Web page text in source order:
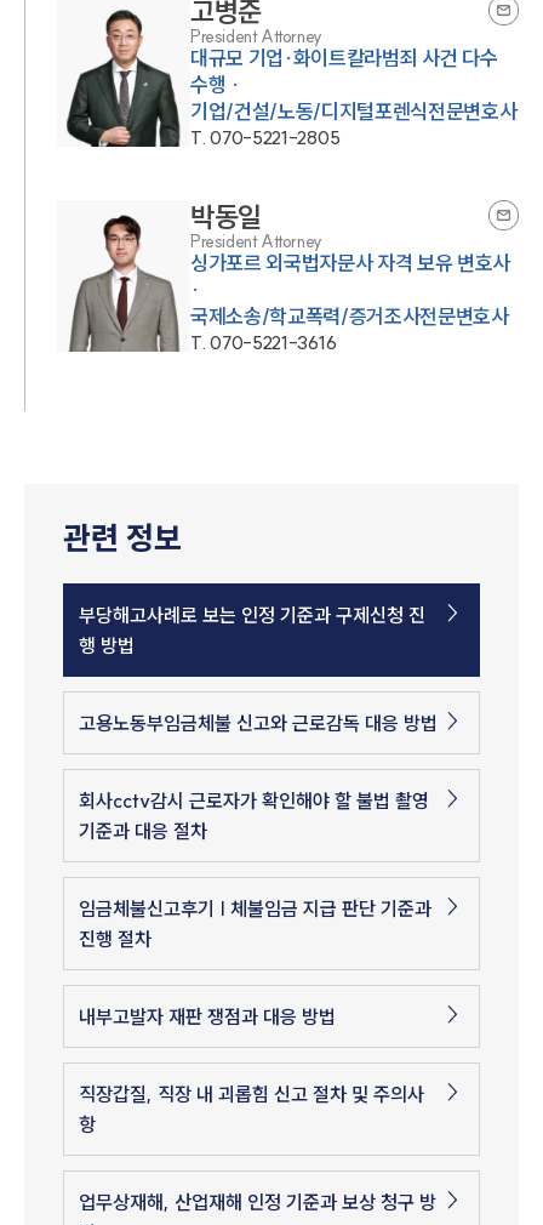
고병준
President Attorney
대규모 기업·화이트칼라범죄 사건 다수
수행 ·
기업/건설/노동/디지털포렌식전문변호사
T.070-5221-2805
박동일
President Attorney
싱가포르 외국법자문사 자격 보유 변호사
·
국제소송/학교폭력/증거조사전문변호사
T.070-5221-3616
관련 정보
부당해고사례로 보는 인정 기준과 구제신청 진
행 방법
고용노동부임금체불 신고와 근로감독 대응 방법
회사cctv감시 근로자가 확인해야 할 불법 촬영
기준과 대응 절차
임금체불신고후기 | 체불임금 지급 판단 기준과
진행 절차
내부고발자 재판 쟁점과 대응 방법
직장갑질, 직장 내 괴롭힘 신고 절차 및 주의사
항
업무상재해, 산업재해 인정 기준과 보상 청구 방